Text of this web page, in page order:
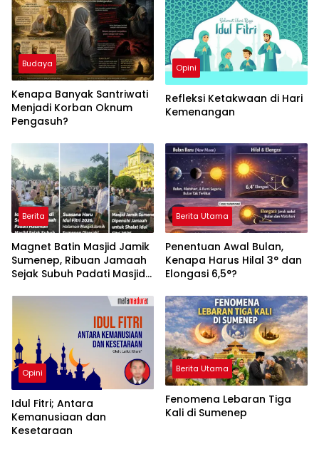
Budaya
Kenapa Banyak Santriwati
Menjadi Korban Oknum
Pengasuh?
Opini
Refleksi Ketakwaan di Hari
Kemenangan
Berita
Magnet Batin Masjid Jamik
Sumenep, Ribuan Jamaah
Sejak Subuh Padati Masjid
Idul Fitri 2026
Berita Utama
Penentuan Awal Bulan,
Kenapa Harus Hilal 3° dan
Elongasi 6,5°?
Opini
Idul Fitri; Antara
Kemanusiaan dan
Kesetaraan
Berita Utama
Fenomena Lebaran Tiga
Kali di Sumenep